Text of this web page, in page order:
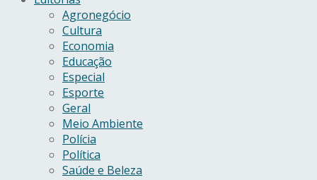
Agronegócio
Cultura
Economia
Educação
Especial
Esporte
Geral
Meio Ambiente
Polícia
Política
Saúde e Beleza